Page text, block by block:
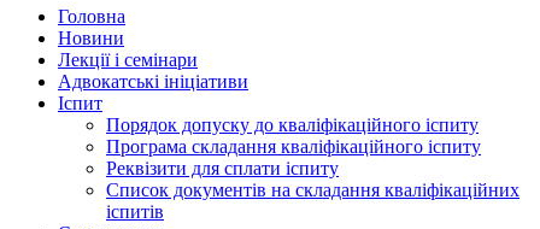
Головна
Новини
Лекції і семінари
Адвокатські ініціативи
Іспит
Порядок допуску до кваліфікаційного іспиту
Програма складання кваліфікаційного іспиту
Реквізити для сплати іспиту
Список документів на складання кваліфікаційних
іспитів